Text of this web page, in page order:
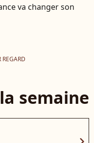
va changer son
REGARD
semaine